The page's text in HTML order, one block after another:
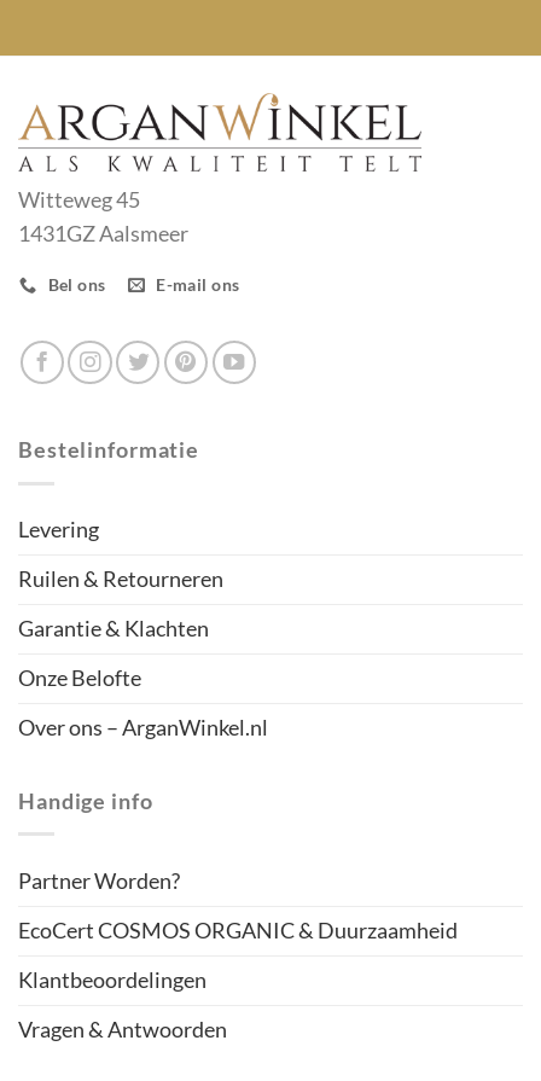
Witteweg 45
1431GZ Aalsmeer
Bel ons E-mail ons
Bestelinformatie
Levering
Ruilen & Retourneren
Garantie & Klachten
Onze Belofte
Over ons – ArganWinkel.nl
Handige info
Partner Worden?
EcoCert COSMOS ORGANIC & Duurzaamheid
Klantbeoordelingen
Vragen & Antwoorden